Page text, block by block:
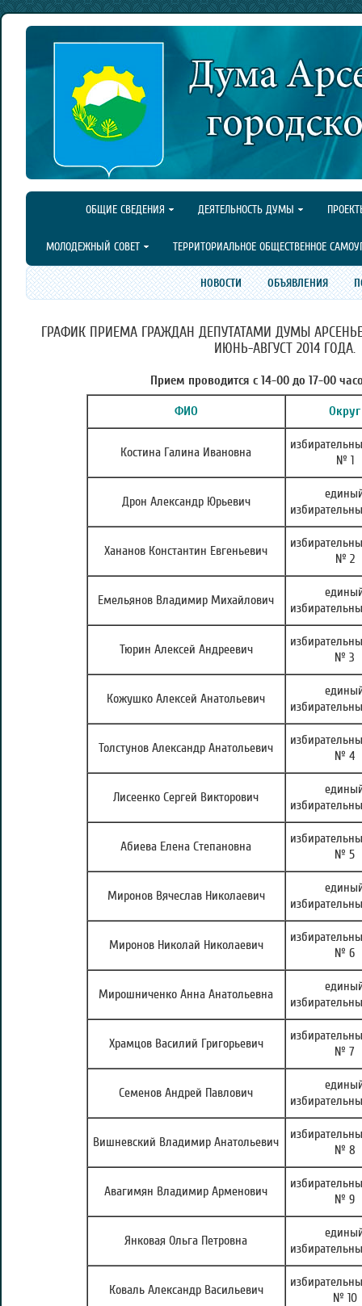
ОБЩИЕ СВЕДЕНИЯ ДЕЯТЕЛЬНОСТЬ ДУМЫ
МОЛОДЕЖНЫЙ СОВЕТ ТЕРРИТОРИАЛЬНОЕ ОБЩЕСТВЕННОЕ
НОВОСТИ ОБЪЯВЛЕНИЯ
ГРАФИК ПРИЕМА ГРАЖДАН ДЕПУТАТАМИ ДУМЫ
ИЮНЬ-АВГУСТ 2014 ГОДА.
Прием проводится с 14-00 до 17-00
ФИО Округ
Костина Галина Ивановна
№ 1
Дрон Александр Юрьевич
Хананов Константин Евгеньевич
№ 2
Емельянов Владимир Михайлович
Тюрин Алексей Андреевич
№ 3
Кожушко Алексей Анатольевич
Толстунов Александр Анатольевич
№ 4
Лисеенко Сергей Викторович
Абиева Елена Степановна
№ 5
Миронов Вячеслав Николаевич
Миронов Николай Николаевич
№ 6
Мирошниченко Анна Анатольевна
Храмцов Василий Григорьевич
№ 7
Семенов Андрей Павлович
Вишневский Владимир Анатольевич
№ 8
Авагимян Владимир Арменович
№ 9
Янковая Ольга Петровна
Коваль Александр Васильевич
№ 10